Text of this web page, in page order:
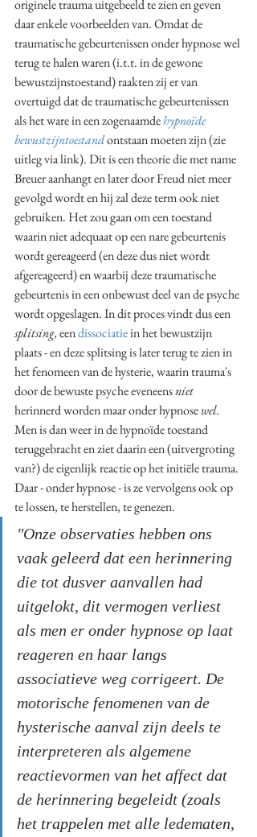
originele trauma uitgebeeld te zien en geven
daar enkele voorbeelden van. Omdat de
traumatische gebeurtenissen onder hypnose wel
terug te halen waren (i.t.t. in de gewone
bewustzijnstoestand) raakten zij er van
overtuigd dat de traumatische gebeurtenissen
als het ware in een zogenaamde hypnoïde
bewustzijntoestand ontstaan moeten zijn (zie
uitleg via link). Dit is een theorie die met name
Breuer aanhangt en later door Freud niet meer
gevolgd wordt en hij zal deze term ook niet
gebruiken. Het zou gaan om een toestand
waarin niet adequaat op een nare gebeurtenis
wordt gereageerd (en deze dus niet wordt
afgereageerd) en waarbij deze traumatische
gebeurtenis in een onbewust deel van de psyche
wordt opgeslagen. In dit proces vindt dus een
splitsing, een dissociatie in het bewustzijn
plaats - en deze splitsing is later terug te zien in
het fenomeen van de hysterie, waarin trauma's
door de bewuste psyche eveneens niet
herinnerd worden maar onder hypnose wel.
Men is dan weer in de hypnoïde toestand
teruggebracht en ziet daarin een (uitvergroting
van?) de eigenlijk reactie op het initiële trauma.
Daar - onder hypnose - is ze vervolgens ook op
te lossen, te herstellen, te genezen.
"Onze observaties hebben ons
vaak geleerd dat een herinnering
die tot dusver aanvallen had
uitgelokt, dit vermogen verliest
als men er onder hypnose op laat
reageren en haar langs
associatieve weg corrigeert. De
motorische fenomenen van de
hysterische aanval zijn deels te
interpreteren als algemene
reactievormen van het affect dat
de herinnering begeleidt (zoals
het trappelen met alle ledematen,